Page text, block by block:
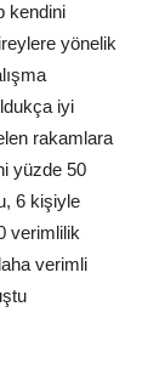
kendini
yönelik
iyi
rakamlara
yüzde 50
6 kişiyle
verimlilik
verimli